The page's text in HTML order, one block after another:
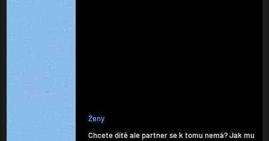
Ženy
Chcete dítě ale partner se k tomu nemá? Jak mu